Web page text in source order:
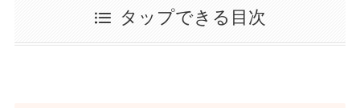
タップできる目次